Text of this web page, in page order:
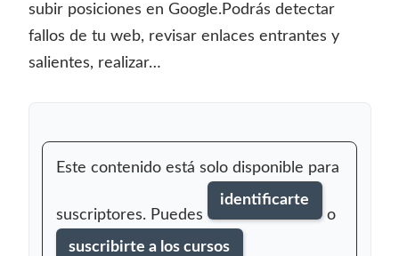
subir posiciones en Google.Podrás detectar
fallos de tu web, revisar enlaces entrantes y
salientes, realizar…
Este contenido está solo disponible para
suscriptores. Puedes
identificarte
o
suscribirte a los cursos